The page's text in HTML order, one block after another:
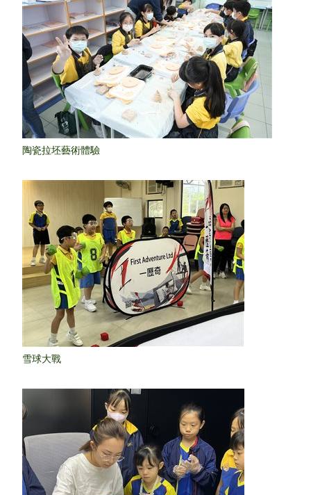
陶瓷拉坯藝術體驗
雪球大戰